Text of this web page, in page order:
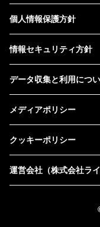
個人情報保護方針
情報セキュリティ方針
データ収集と利用につ
メディアポリシー
クッキーポリシー
運営会社（株式会社ライ